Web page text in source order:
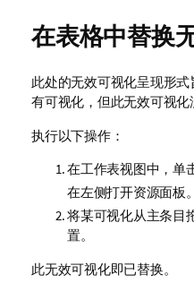
在表格中替换
此处的无效可视化呈现形
有可视化，但此无效可视化
执行以下操作：
在工作表视图中，单
在左侧打开资源面板
将某可视化从主条目
置。
此无效可视化即已替换。